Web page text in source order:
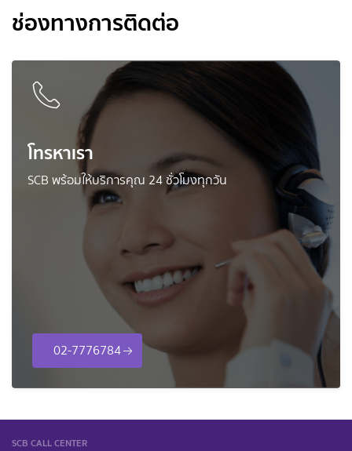
ช่องทางการติดต่อ
โทรหาเรา
SCB พร้อมให้บริการคุณ 24 ชั่วโมงทุกวัน
02-7776784
SCB CALL CENTER